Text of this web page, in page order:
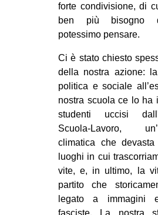
SPAZI
SPORT
MOVIMENTI
AMBIENTE
ANTIFASCISMO
DIRITTO
GENERI
MIGRAZIONI
PRECARIATO
forte condivisione, di
ben più bisogno
potessimo pensare.
Ci è stato chiesto
della nostra azione:
politica e sociale
nostra scuola ce lo ha
studenti uccisi
Scuola-Lavoro,
climatica che
luoghi in cui
vite, e, in ultimo, la
partito che
legato a immagini
fasciste. La nostra